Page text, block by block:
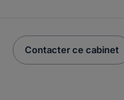
Contacter ce cabinet